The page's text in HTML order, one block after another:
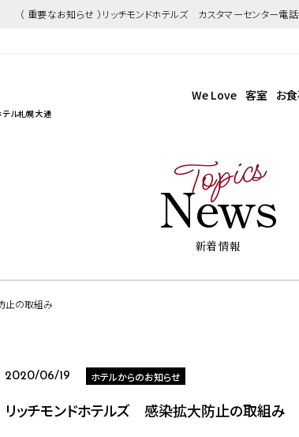
（ 重要なお知らせ ）リッチモンドホテルズ カスタマーセンター
テル札幌大通
We Love 客室 お
News
Topics
新着情報
止の取組み
2020/06/19 ホテルからのお知らせ
リッチモンドホテルズ 感染拡大防止の取組み